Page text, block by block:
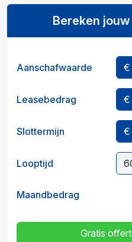
Bereken
Aanschafwaarde €
Leasebedrag €
Slottermijn €
Looptijd
Maandbedrag
Gratis